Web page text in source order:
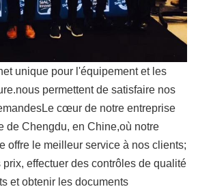
unique pour l'équipement et les
permettent de satisfaire nos
cœur de notre entreprise
de Chengdu, en Chine,où notre
offre le meilleur service à nos clients;
effectuer des contrôles de qualité
et obtenir les documents